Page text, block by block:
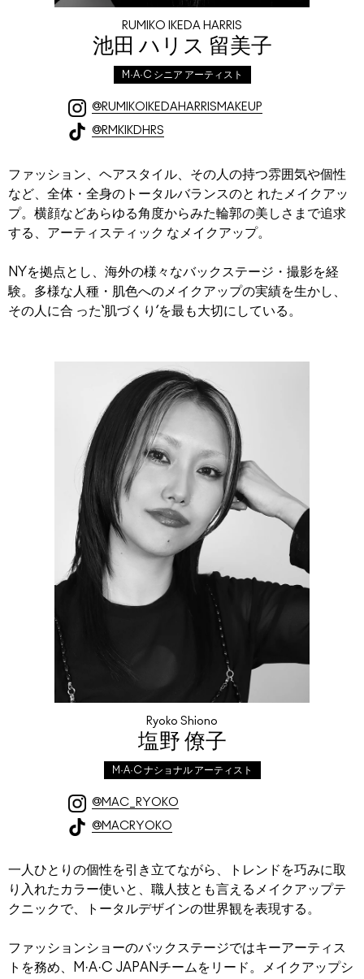
RUMIKO IKEDA HARRIS
池田 ハリス 留美子
M·A·C シニア アーティスト
@RUMIKOIKEDAHARRISMAKEUP
@RMKIKDHRS
ファッション、ヘアスタイル、その人の持つ雰囲気や個性
など、全体・全身のトータルバランスのと れたメイクアッ
プ。横顔などあらゆる角度からみた輪郭の美しさまで追求
する、アーティスティック なメイクアップ。
NYを拠点とし、海外の様々なバックステージ・撮影を経
験。多様な人種・肌色へのメイクアップの実績を生かし、
その人に合 った‘肌づくり’を最も大切にしている。
Ryoko Shiono
塩野 僚子
M·A·C ナショナル アーティスト
@MAC_RYOKO
@MACRYOKO
一人ひとりの個性を引き立てながら、トレンドを巧みに取
り入れたカラー使いと、職人技とも言えるメイクアップテ
クニックで、トータルデザインの世界観を表現する。
ファッションショーのバックステージではキーアーティス
トを務め、M·A·C JAPANチームをリード。メイクアップシ